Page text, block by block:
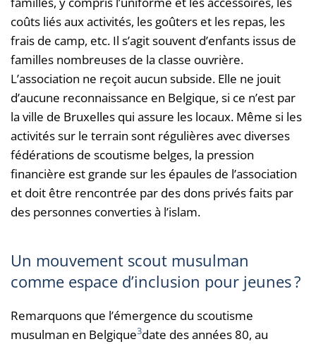
coûts liés aux activités, les goûters et les repas, les
frais de camp, etc. Il s’agit souvent d’enfants issus de
familles nombreuses de la classe ouvrière.
L’association ne reçoit aucun subside. Elle ne jouit
d’aucune reconnaissance en Belgique, si ce n’est par
la ville de Bruxelles qui assure les locaux. Même si les
activités sur le terrain sont régulières avec diverses
fédérations de scoutisme belges, la pression
financière est grande sur les épaules de l’association
et doit être rencontrée par des dons privés faits par
des personnes converties à l’islam.
Un mouvement scout musulman
comme espace d’inclusion pour jeunes ?
Remarquons que l’émergence du scoutisme
musulman en Belgique3date des années 80, au